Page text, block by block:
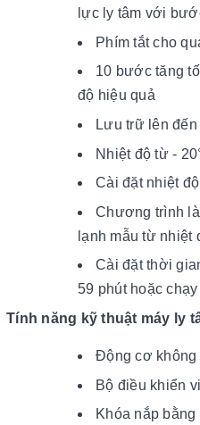
lực ly tâm với
Phím tắt cho
10 bước tăng
độ hiệu quả
Lưu trữ lên
Nhiệt độ từ -
Cài đặt nhiệt
Chương trình
lạnh mẫu từ nhiệt
Cài đặt thời
59 phút hoặc
Tính năng kỹ thuật máy ly
Động cơ không
Bộ điều khiển
Khóa nắp